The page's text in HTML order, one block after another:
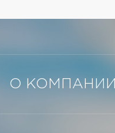
О КОМПАНИИ